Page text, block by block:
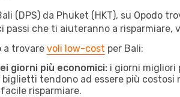
(DPS) da Phuket (HKT), su Opodo
passi che ti aiuteranno a risparmiare,
a trovare voli low-cost per Bali:
giorni più economici: i giorni migliori
tendono ad essere più
risparmiare.